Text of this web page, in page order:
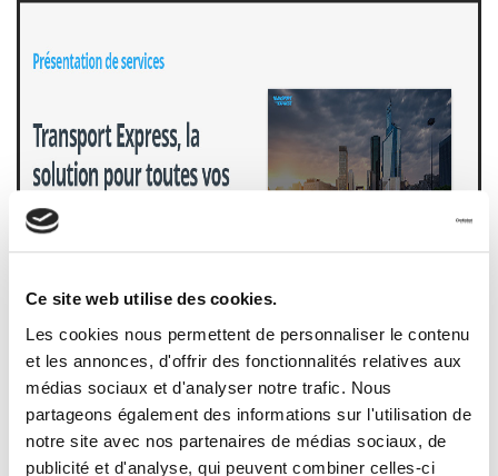
Ce site web utilise des cookies.
Les cookies nous permettent de personnaliser le contenu
et les annonces, d'offrir des fonctionnalités relatives aux
médias sociaux et d'analyser notre trafic. Nous
partageons également des informations sur l'utilisation de
notre site avec nos partenaires de médias sociaux, de
publicité et d'analyse, qui peuvent combiner celles-ci
Transport cuisine : Affrètement